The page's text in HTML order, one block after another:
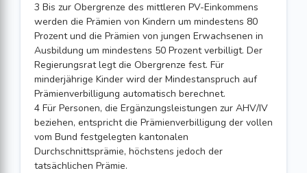
3 Bis zur Obergrenze des mittleren PV-Einkommens
werden die Prämien von Kindern um mindestens 80
Prozent und die Prämien von jungen Erwachsenen in
Ausbildung um mindestens 50 Prozent verbilligt. Der
Regierungsrat legt die Obergrenze fest. Für
minderjährige Kinder wird der Mindestanspruch auf
Prämienverbilligung automatisch berechnet.
4 Für Personen, die Ergänzungsleistungen zur AHV/IV
beziehen, entspricht die Prämienverbilligung der vollen
vom Bund festgelegten kantonalen
Durchschnittsprämie, höchstens jedoch der
tatsächlichen Prämie.